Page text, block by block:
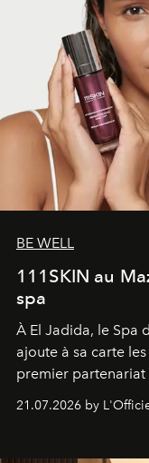
BE WELL
111SKIN au
spa
À El Jadida, le Spa
ajoute à sa carte
premier
londonien et
21.07.2026 by